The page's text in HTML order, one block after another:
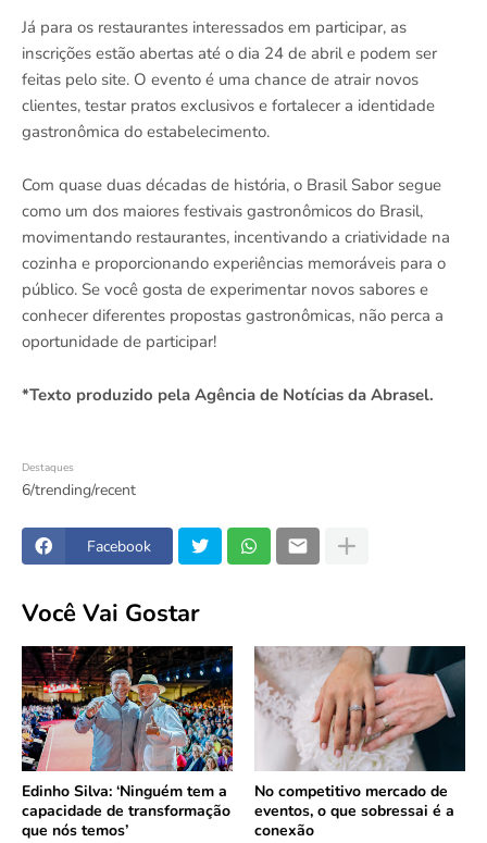
Já para os restaurantes interessados em participar, as
inscrições estão abertas até o dia 24 de abril e podem ser
feitas pelo site. O evento é uma chance de atrair novos
clientes, testar pratos exclusivos e fortalecer a identidade
gastronômica do estabelecimento.
Com quase duas décadas de história, o Brasil Sabor segue
como um dos maiores festivais gastronômicos do Brasil,
movimentando restaurantes, incentivando a criatividade na
cozinha e proporcionando experiências memoráveis para o
público. Se você gosta de experimentar novos sabores e
conhecer diferentes propostas gastronômicas, não perca a
oportunidade de participar!
*Texto produzido pela Agência de Notícias da Abrasel.
Destaques
6/trending/recent
Facebook
Você Vai Gostar
Edinho Silva: ‘Ninguém tem a
capacidade de transformação
que nós temos’
No competitivo mercado de
eventos, o que sobressai é a
conexão